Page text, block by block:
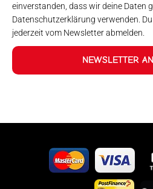
einverstanden, dass wir deine Daten
Datenschutzerklärung verwenden.
jederzeit vom Newsletter abmelden.
NEWSLETTER